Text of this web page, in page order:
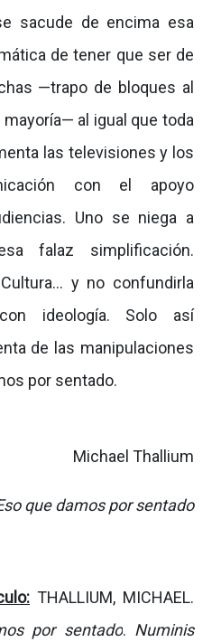
sacude de encima esa
de tener que ser de
—trapo de bloques al
al igual que toda
las televisiones y los
con el apoyo
Uno se niega a
falaz simplificación.
y no confundirla
con ideología. Solo así
de las manipulaciones
por sentado.
Michael Thallium
que damos por sentado
THALLIUM, MICHAEL.
por sentado. Numinis